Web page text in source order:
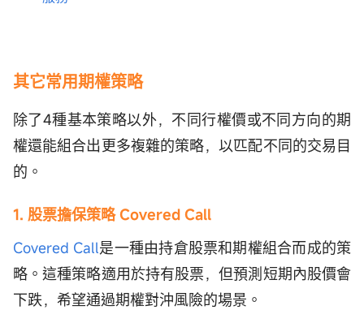
其它常用期權策略
除了4種基本策略以外，不同行權價或不同方向的期
權還能組合出更多複雜的策略，以匹配不同的交易目
的。
1. 股票擔保策略 Covered Call
Covered Call是一種由持倉股票和期權組合而成的策
略。這種策略適用於持有股票，但預測短期內股價會
下跌，希望通過期權對沖風險的場景。